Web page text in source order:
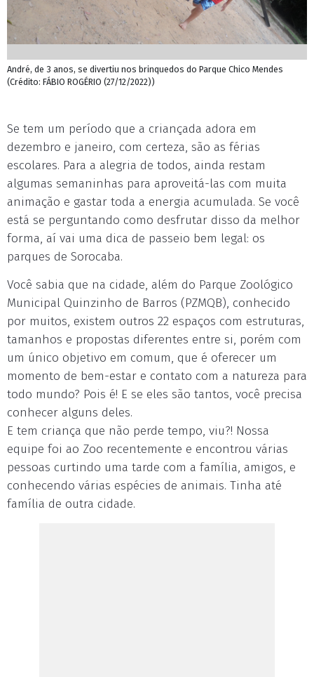
André, de 3 anos, se divertiu nos brinquedos do Parque Chico Mendes
(Crédito: FÁBIO ROGÉRIO (27/12/2022))
Se tem um período que a criançada adora em
dezembro e janeiro, com certeza, são as férias
escolares. Para a alegria de todos, ainda restam
algumas semaninhas para aproveitá-las com muita
animação e gastar toda a energia acumulada. Se você
está se perguntando como desfrutar disso da melhor
forma, aí vai uma dica de passeio bem legal: os
parques de Sorocaba.
Você sabia que na cidade, além do Parque Zoológico
Municipal Quinzinho de Barros (PZMQB), conhecido
por muitos, existem outros 22 espaços com estruturas,
tamanhos e propostas diferentes entre si, porém com
um único objetivo em comum, que é oferecer um
momento de bem-estar e contato com a natureza para
todo mundo? Pois é! E se eles são tantos, você precisa
conhecer alguns deles.
E tem criança que não perde tempo, viu?! Nossa
equipe foi ao Zoo recentemente e encontrou várias
pessoas curtindo uma tarde com a família, amigos, e
conhecendo várias espécies de animais. Tinha até
família de outra cidade.